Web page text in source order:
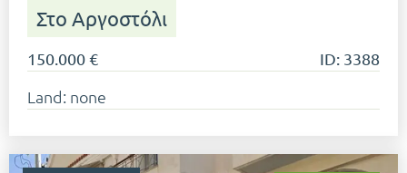
Στο Αργοστόλι
150.000 € ID: 3388
Land: none